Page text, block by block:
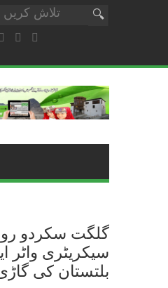
گلگت سکردو
سیکریٹری واٹر
بلتستان کی